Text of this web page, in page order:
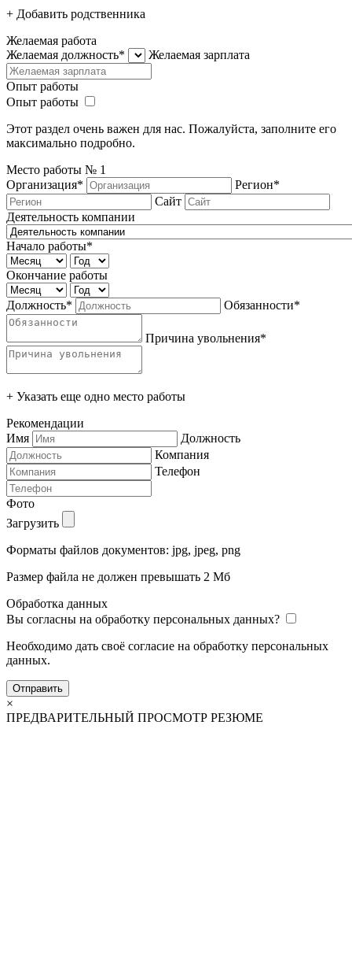
+ Добавить родcтвенника
Желаемая работа
Желаемая должность*
Желаемая зарплата
Опыт работы
Опыт работы
Этот раздел очень важен для нас. Пожалуйста, заполните его
максимально подробно.
Место работы № 1
Организация*
Регион*
Сайт
Деятельность компании
Начало работы*
Окончание работы
Должность* Обязанности*
Причина увольнения*
+ Указать еще одно место работы
Рекомендации
Имя
Должность
Компания
Телефон
Фото
Загрузить
Форматы файлов документов: jpg, jpeg, png
Размер файла не должен превышать 2 Мб
Обработка данных
Вы согласны на обработку персональных данных?
Необходимо дать своё согласие на обработку персональных
данных.
Отправить
×
ПРЕДВАРИТЕЛЬНЫЙ ПРОСМОТР РЕЗЮМЕ